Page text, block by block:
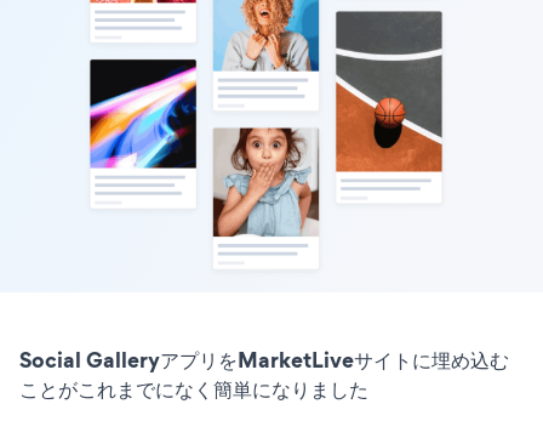
Social GalleryアプリをMarketLiveサイトに埋め込む
ことがこれまでになく簡単になりました